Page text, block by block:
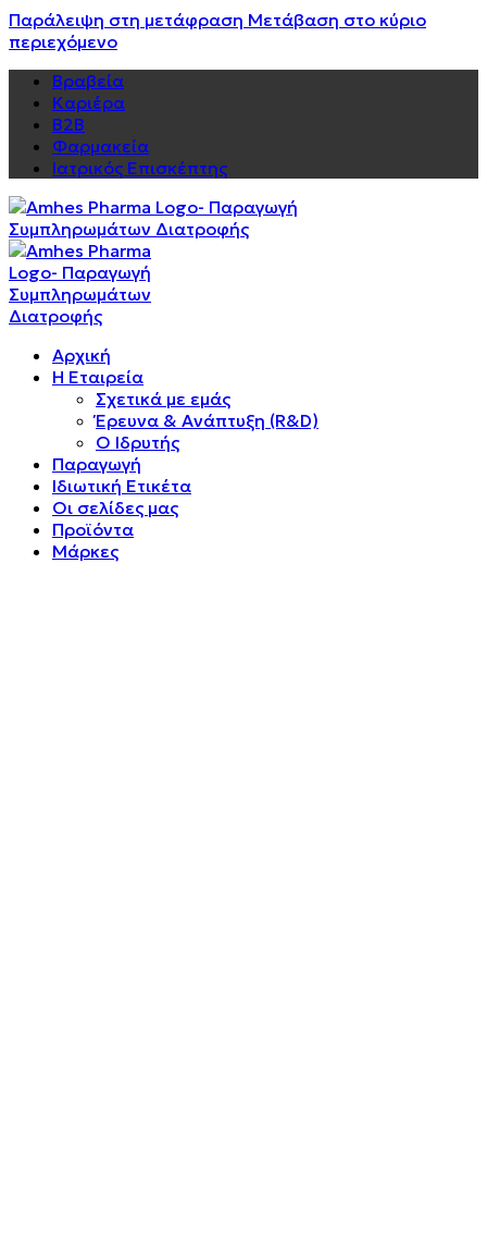
Παράλειψη στη μετάφραση Μετάβαση στο κύριο
περιεχόμενο
Βραβεία
Καριέρα
Β2Β
Φαρμακεία
Ιατρικός Επισκέπτης
Αρχική
Η Εταιρεία
Σχετικά με εμάς
Έρευνα & Ανάπτυξη (R&D)
Ο Ιδρυτής
Παραγωγή
Ιδιωτική Ετικέτα
Οι σελίδες μας
Προϊόντα
Μάρκες